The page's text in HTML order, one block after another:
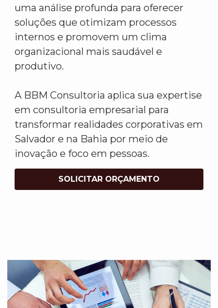
uma análise profunda para oferecer
soluções que otimizam processos
internos e promovem um clima
organizacional mais saudável e
produtivo.
A BBM Consultoria aplica sua expertise
em consultoria empresarial para
transformar realidades corporativas em
Salvador e na Bahia por meio de
inovação e foco em pessoas.
SOLICITAR ORÇAMENTO